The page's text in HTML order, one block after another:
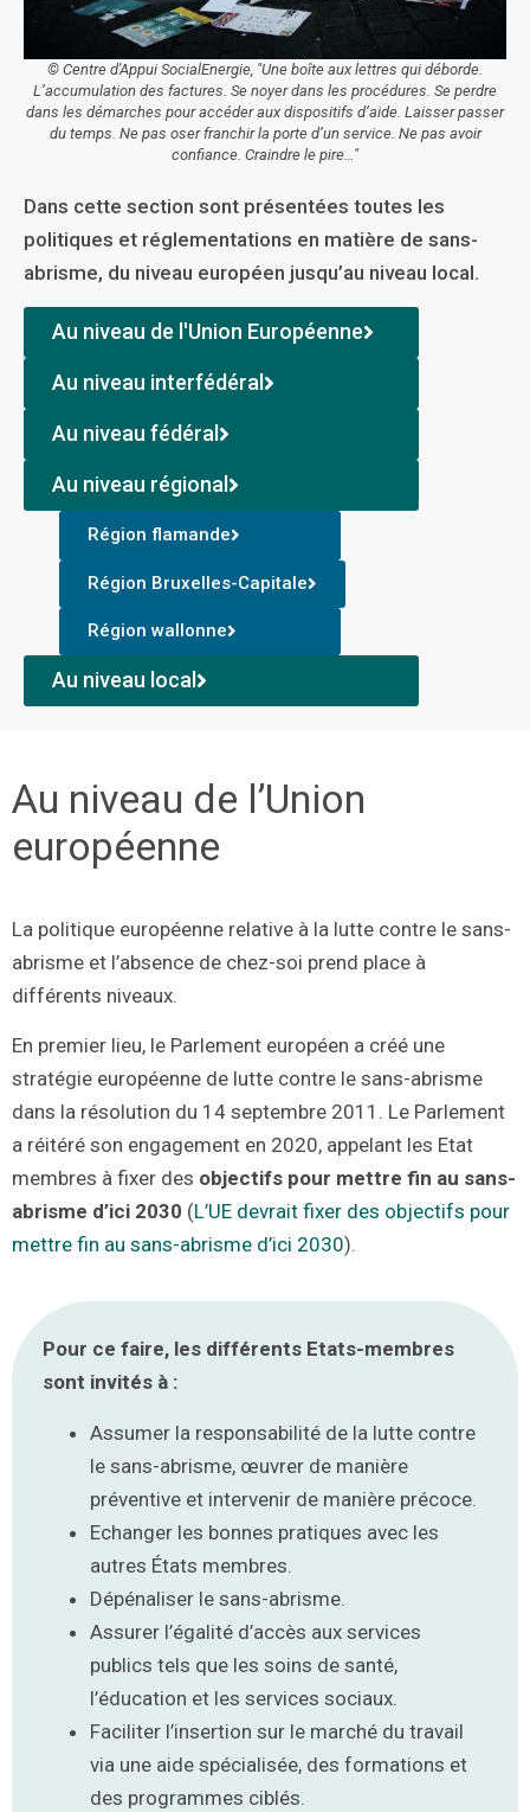
© Centre d'Appui SocialEnergie, "Une boîte aux lettres qui déborde.
L’accumulation des factures. Se noyer dans les procédures. Se perdre
dans les démarches pour accéder aux dispositifs d’aide. Laisser passer
du temps. Ne pas oser franchir la porte d’un service. Ne pas avoir
confiance. Craindre le pire…"
Dans cette section sont présentées toutes les
politiques et réglementations en matière de sans-
abrisme, du niveau européen jusqu’au niveau local.
Au niveau de l'Union Européenne
Au niveau interfédéral
Au niveau fédéral
Au niveau régional
Région flamande
Région Bruxelles-Capitale
Région wallonne
Au niveau local
Au niveau de l’Union
européenne
La politique européenne relative à la lutte contre le sans-
abrisme et l’absence de chez-soi prend place à
différents niveaux.
En premier lieu, le Parlement européen a créé une
stratégie européenne de lutte contre le sans-abrisme
dans la résolution du 14 septembre 2011. Le Parlement
a réitéré son engagement en 2020, appelant les Etat
membres à fixer des objectifs pour mettre fin au sans-
abrisme d’ici 2030 (L’UE devrait fixer des objectifs pour
mettre fin au sans-abrisme d’ici 2030).
Pour ce faire, les différents Etats-membres
sont invités à :
Assumer la responsabilité de la lutte contre
le sans-abrisme, œuvrer de manière
préventive et intervenir de manière précoce.
Echanger les bonnes pratiques avec les
autres États membres.
Dépénaliser le sans-abrisme.
Assurer l’égalité d’accès aux services
publics tels que les soins de santé,
l’éducation et les services sociaux.
Faciliter l’insertion sur le marché du travail
via une aide spécialisée, des formations et
des programmes ciblés.